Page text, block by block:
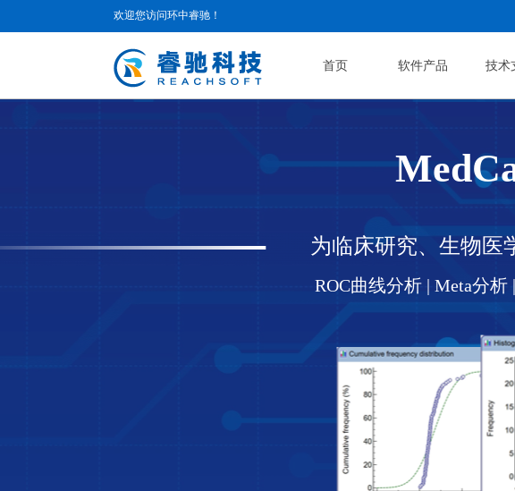
首页 软件产品 技术
欢迎您访问环中睿驰！
为临床研究、生物医
ROC曲线分析 | Meta分